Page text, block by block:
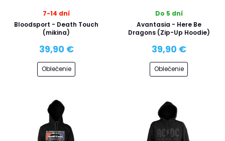
7-14 dní
Bloodsport - Death Touch
(mikina)
39,90 €
Oblečenie
Do 5 dní
Avantasia - Here Be
Dragons (Zip-Up Hoodie)
39,90 €
Oblečenie